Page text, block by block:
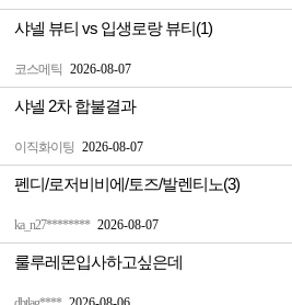
코스메틱 2026-08-07
샤넬 뷰티 vs 입생로랑 뷰티(1)
이직화이팅 2026-08-07
샤넬 2차 합불결과
ka_n27******** 2026-08-07
펜디/로저비비에/토즈/발렌티노(3)
룰루레몬입사하고싶은데